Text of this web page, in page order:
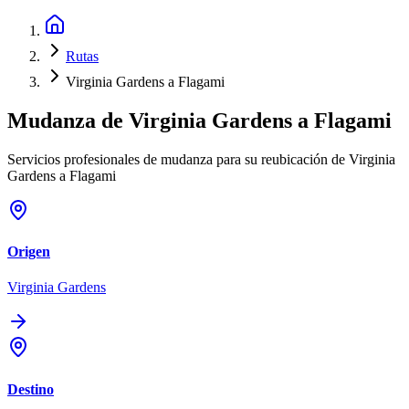
Rutas
Virginia Gardens a Flagami
Mudanza de Virginia Gardens a Flagami
Servicios profesionales de mudanza para su reubicación de Virginia
Gardens a Flagami
Origen
Virginia Gardens
Destino